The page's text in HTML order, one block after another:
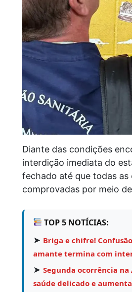
Diante das condições
interdição imediata do
fechado até que todas as
comprovadas por meio
TOP 5 NOTÍCIAS:
➤ Briga e chifre!
amante termina com
➤ Segunda ocorrência
saúde delicado e